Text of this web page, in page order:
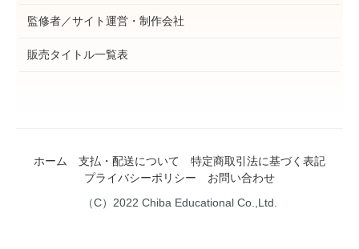
監修者／サイト運営・制作会社
販売タイトル一覧表
ホーム 支払・配送について
特定商取引法に基づく表記
プライバシーポリシー
お問い合わせ
（C）2022 Chiba Educational Co.,Ltd.